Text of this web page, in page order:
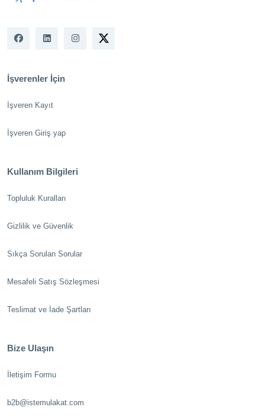
İşverenler İçin
İşveren Kayıt
İşveren Giriş yap
Kullanım Bilgileri
Topluluk Kuralları
Gizlilik ve Güvenlik
Sıkça Sorulan Sorular
Mesafeli Satış Sözleşmesi
Teslimat ve İade Şartları
Bize Ulaşın
İletişim Formu
b2b@istemulakat.com